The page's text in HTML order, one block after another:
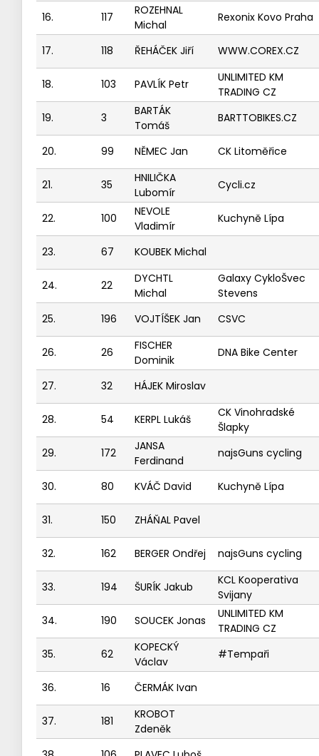
16. 117
ROZEHNAL
Michal
Rexonix Kovo Praha
17. 118 ŘEHÁČEK Jiří WWW.COREX.CZ
18. 103 PAVLÍK Petr
UNLIMITED KM
TRADING CZ
19.
3
BARTÁK
Tomáš
BARTTOBIKES.CZ
20. 99 NĚMEC Jan CK Litoměřice
21. 35
HNILIČKA
Lubomír
Cycli.cz
22. 100
NEVOLE
Vladimír
Kuchyně Lípa
23. 67 KOUBEK Michal
24. 22
DYCHTL
Michal
Galaxy CykloŠvec
Stevens
25.
196 VOJTÍŠEK Jan CSVC
26. 26
FISCHER
Dominik
DNA Bike Center
27. 32 HÁJEK Miroslav
28. 54 KERPL Lukáš
CK Vinohradské
Šlapky
29.
172
JANSA
Ferdinand
najsGuns cycling
30. 80 KVÁČ David Kuchyně Lípa
31. 150 ZHÁŇAL Pavel
32. 162 BERGER Ondřej najsGuns cycling
33. 194 ŠURÍK Jakub
KCL Kooperativa
Svijany
34.
190 SOUCEK Jonas
UNLIMITED KM
TRADING CZ
35.
62
KOPECKÝ
Václav
#Tempaři
36. 16 ČERMÁK Ivan
37. 181
KROBOT
Zdeněk